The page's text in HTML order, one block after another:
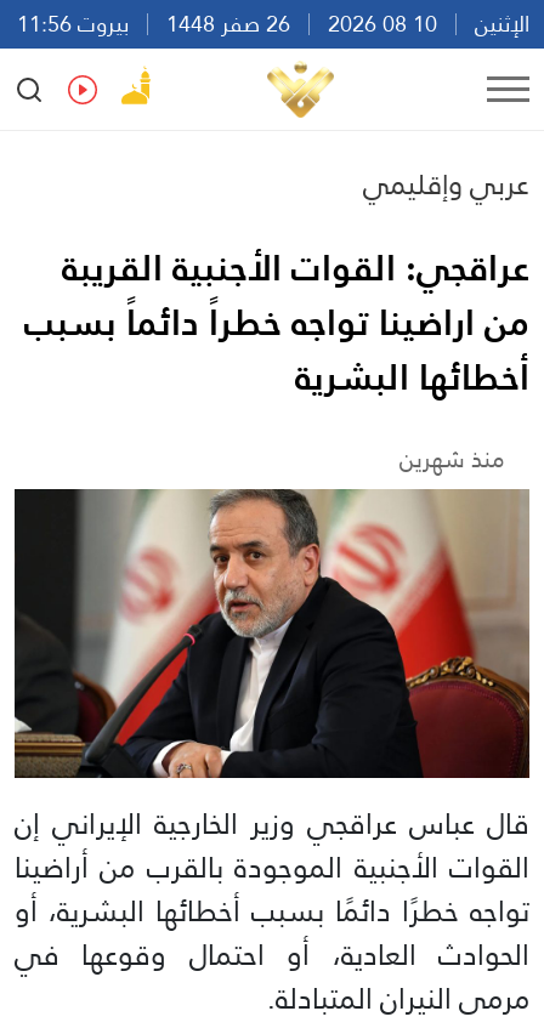
الإثنين
بيروت 11:56
Ar
En Fr Es
عربي وإقليمي
عراقجي: القوات الأجنبية القريبة
من اراضينا تواجه خطراً دائماً بسبب
أخطائها البشرية
منذ شهرين
قال عباس عراقجي وزير الخارجية الإيراني إن
القوات الأجنبية الموجودة بالقرب من أراضينا
تواجه خطرًا دائمًا بسبب أخطائها البشرية، أو
الحوادث العادية، أو احتمال وقوعها في
مرمى النيران المتبادلة.